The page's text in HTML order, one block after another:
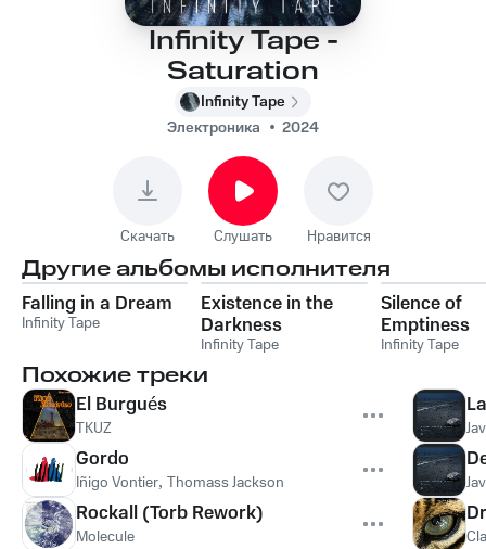
Infinity Tape -
Saturation
Infinity Tape
Электроника
2024
Скачать Слушать Нравится
Другие альбомы исполнителя
Falling in a Dream
Infinity Tape
Existence in the
Darkness
Infinity Tape
Silence of
Emptiness
Infinity Tape
Похожие треки
El Burgués
TKUZ
Gordo
Iñigo Vontier, Thomass Jackson
Rockall (Torb Rework)
Molecule